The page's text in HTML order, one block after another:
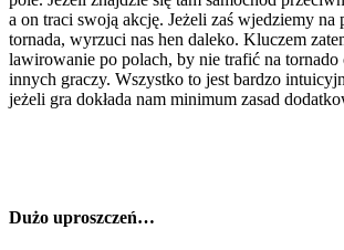
a on traci swoją akcję. Jeżeli zaś wjedziemy na
tornada, wyrzuci nas hen daleko. Kluczem
lawirowanie po polach, by nie trafić na
innych graczy. Wszystko to jest bardzo
jeżeli gra dokłada nam minimum zasad
Dużo uproszczeń…